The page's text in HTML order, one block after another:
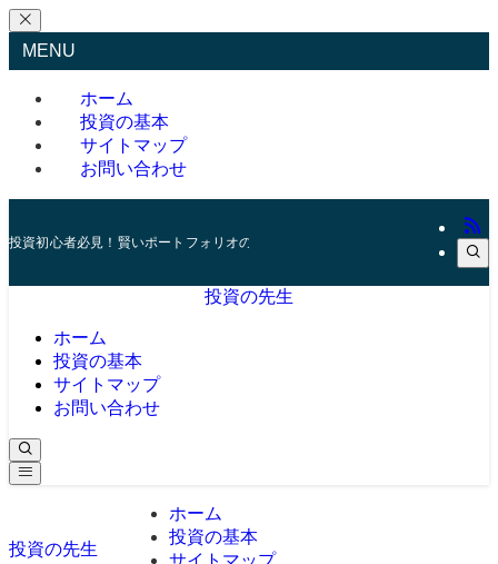
MENU
ホーム
投資の基本
サイトマップ
お問い合わせ
投資初心者必見！賢いポートフォリオの組み方とリスク管理の秘訣
投資の先生
ホーム
投資の基本
サイトマップ
お問い合わせ
投資の先生
ホーム
投資の基本
サイトマップ